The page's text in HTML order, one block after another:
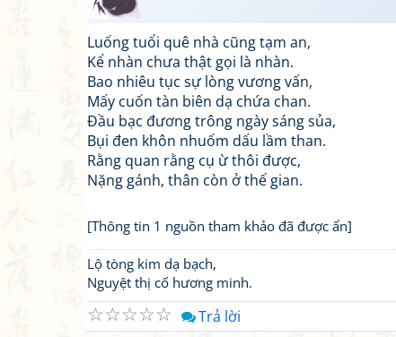
Luống tuổi quê nhà cũng tạm an,
Kể nhàn chưa thật gọi là nhàn.
Bao nhiêu tục sự lòng vương vấn,
Mấy cuốn tàn biên dạ chứa chan.
Đầu bạc đương trông ngày sáng sủa,
Bụi đen khôn nhuốm dấu lầm than.
Rằng quan rằng cụ ừ thôi được,
Nặng gánh, thân còn ở thế gian.
[Thông tin 1 nguồn tham khảo đã được ẩn]
Lộ tòng kim dạ bạch,
Nguyệt thị cố hương minh.
☆
☆
☆
☆
☆ Trả lời